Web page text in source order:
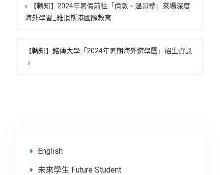
章
導
【轉知】2024年暑假前往「倫敦、溫哥華」來場深度
海外學習_雅浿斯港國際教育
【轉知】銘傳大學「2024年暑期海外遊學團」招生資訊
English
未來學生 Future Student